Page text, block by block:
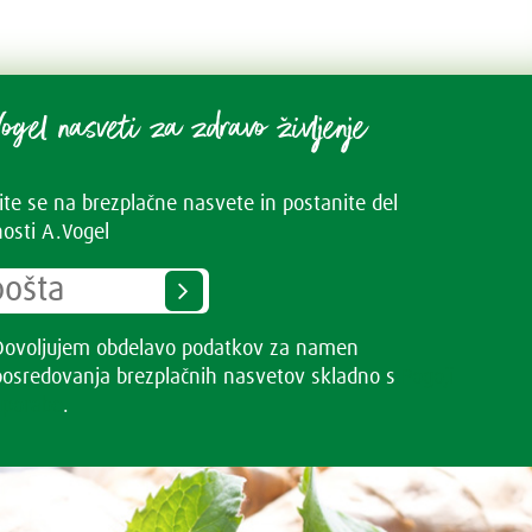
nasveti za zdravo življenje
se na brezplačne nasvete in postanite del
A.Vogel
obdelavo podatkov za namen
brezplačnih nasvetov skladno s
.